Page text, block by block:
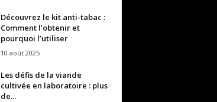
Découvrez le kit anti-tabac :
Comment l’obtenir et
pourquoi l’utiliser
10 août 2025
Les défis de la viande
cultivée en laboratoire : plus
de...